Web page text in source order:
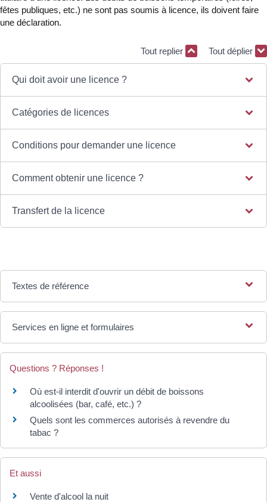
fêtes publiques, etc.) ne sont pas soumis à licence, ils doivent faire
une déclaration.
Tout replier Tout déplier
Qui doit avoir une licence ?
Catégories de licences
Conditions pour demander une licence
Comment obtenir une licence ?
Transfert de la licence
Textes de référence
Services en ligne et formulaires
Questions ? Réponses !
Où est-il interdit d'ouvrir un débit de boissons
alcoolisées (bar, café, etc.) ?
Quels sont les commerces autorisés à revendre du
tabac ?
Et aussi
Vente d'alcool la nuit